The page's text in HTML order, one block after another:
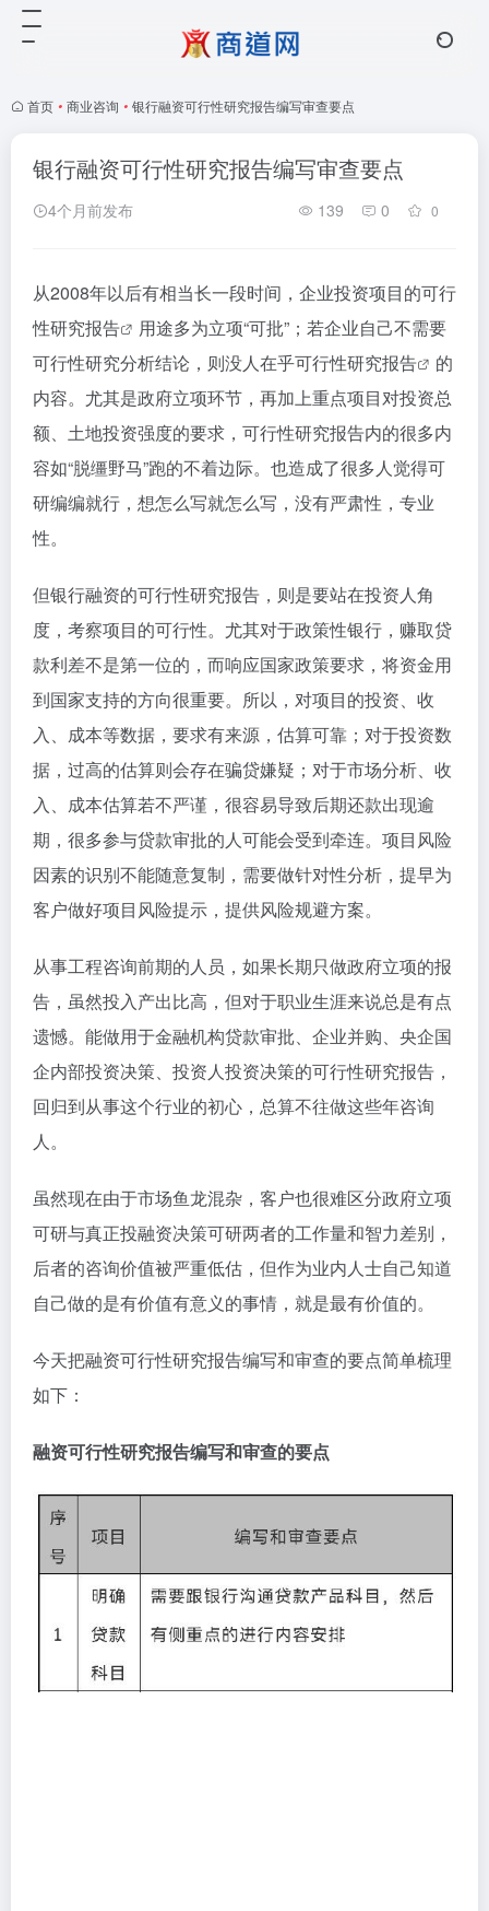
首页 • 商业咨询 • 银行融资可行性研究报告编写审查要点
银行融资可行性研究报告编写审查要点
4个月前发布 139 0 0
从2008年以后有相当长一段时间，企业投资项目的可行
性研究报告
用途多为立项“可批”；若企业自己不需要
可行性研究分析结论，则没人在乎可行性研究报告
的
内容。尤其是政府立项环节，再加上重点项目对投资总
额、土地投资强度的要求，可行性研究报告内的很多内
容如“脱缰野马”跑的不着边际。也造成了很多人觉得可
研编编就行，想怎么写就怎么写，没有严肃性，专业
性。
但银行融资的可行性研究报告，则是要站在投资人角
度，考察项目的可行性。尤其对于政策性银行，赚取贷
款利差不是第一位的，而响应国家政策要求，将资金用
到国家支持的方向很重要。所以，对项目的投资、收
入、成本等数据，要求有来源，估算可靠；对于投资数
据，过高的估算则会存在骗贷嫌疑；对于市场分析、收
入、成本估算若不严谨，很容易导致后期还款出现逾
期，很多参与贷款审批的人可能会受到牵连。项目风险
因素的识别不能随意复制，需要做针对性分析，提早为
客户做好项目风险提示，提供风险规避方案。
从事工程咨询前期的人员，如果长期只做政府立项的报
告，虽然投入产出比高，但对于职业生涯来说总是有点
遗憾。能做用于金融机构贷款审批、企业并购、央企国
企内部投资决策、投资人投资决策的可行性研究报告，
回归到从事这个行业的初心，总算不往做这些年咨询
人。
虽然现在由于市场鱼龙混杂，客户也很难区分政府立项
可研与真正投融资决策可研两者的工作量和智力差别，
后者的咨询价值被严重低估，但作为业内人士自己知道
自己做的是有价值有意义的事情，就是最有价值的。
今天把融资可行性研究报告编写和审查的要点简单梳理
如下：
融资可行性研究报告编写和审查的要点